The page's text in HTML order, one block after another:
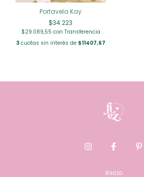
Portavela Kay
$34.223
$29.089,55 con Transferencia
3cuotas sin interés de $11407,67
Inicio